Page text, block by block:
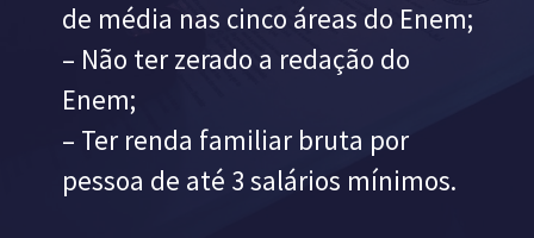
de média nas cinco áreas do Enem;
– Não ter zerado a redação do
Enem;
– Ter renda familiar bruta por
pessoa de até 3 salários mínimos.